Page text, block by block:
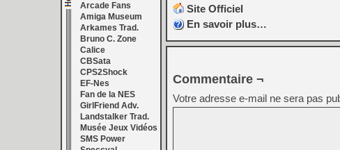
Arcade Fans
Amiga Museum
Arkames Trad.
Bruno C. Zone
Calice
CBSata
CPS2Shock
EF-Nes
Fan de la NES
GirlFriend Adv.
Landstalker Trad.
Musée Jeux Vidéos
SMS Power
Site Officiel
En savoir plus…
Commentaire ¬
Votre adresse e-mail ne sera pas